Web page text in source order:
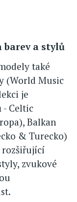
barev a stylů
také
(World Music
je
- Celtic
Balkan
& Turecko)
rozšiřující
zvukové